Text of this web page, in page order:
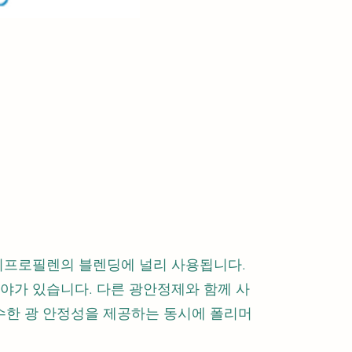
로필렌의 블렌딩에 널리 사용됩니다.
가 있습니다. 다른 광안정제와 함께 사
광 안정성을 제공하는 동시에 폴리머